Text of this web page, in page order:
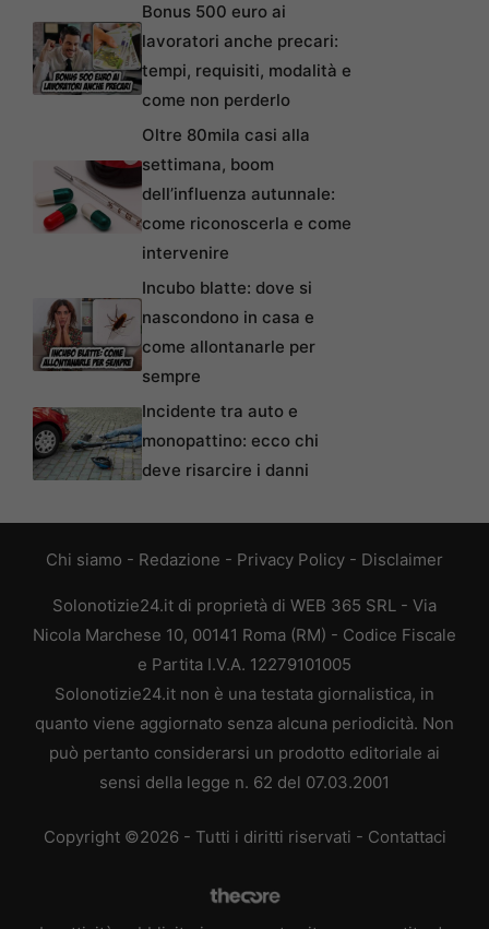
Bonus 500 euro ai
lavoratori anche precari:
tempi, requisiti, modalità e
come non perderlo
Oltre 80mila casi alla
settimana, boom
dell’influenza autunnale:
come riconoscerla e come
intervenire
Incubo blatte: dove si
nascondono in casa e
come allontanarle per
sempre
Incidente tra auto e
monopattino: ecco chi
deve risarcire i danni
Chi siamo - Redazione - Privacy Policy - Disclaimer
Solonotizie24.it di proprietà di WEB 365 SRL - Via
Nicola Marchese 10, 00141 Roma (RM) - Codice Fiscale
e Partita I.V.A. 12279101005
Solonotizie24.it non è una testata giornalistica, in
quanto viene aggiornato senza alcuna periodicità. Non
può pertanto considerarsi un prodotto editoriale ai
sensi della legge n. 62 del 07.03.2001
Copyright ©2026 - Tutti i diritti riservati - Contattaci